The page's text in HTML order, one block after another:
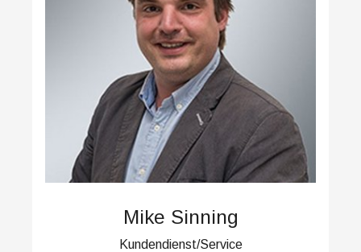
Mike Sinning
Kundendienst/Service